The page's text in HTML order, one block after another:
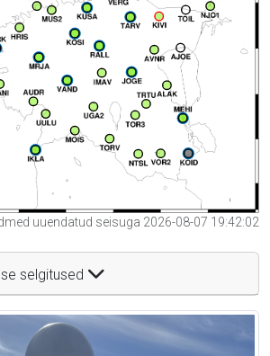
uuendatud seisuga 2026-08-07 19:42:02
selgitused